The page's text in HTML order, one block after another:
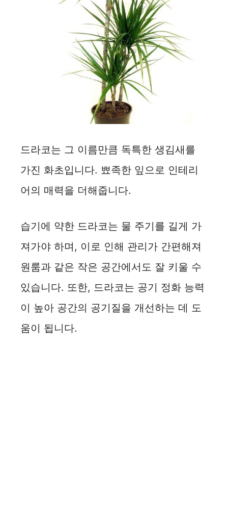
드라코는 그 이름만큼 독특한 생김새를
가진 화초입니다. 뾰족한 잎으로 인테리
어의 매력을 더해줍니다.
습기에 약한 드라코는 물 주기를 길게 가
져가야 하며, 이로 인해 관리가 간편해져
원룸과 같은 작은 공간에서도 잘 키울 수
있습니다. 또한, 드라코는 공기 정화 능력
이 높아 공간의 공기질을 개선하는 데 도
움이 됩니다.